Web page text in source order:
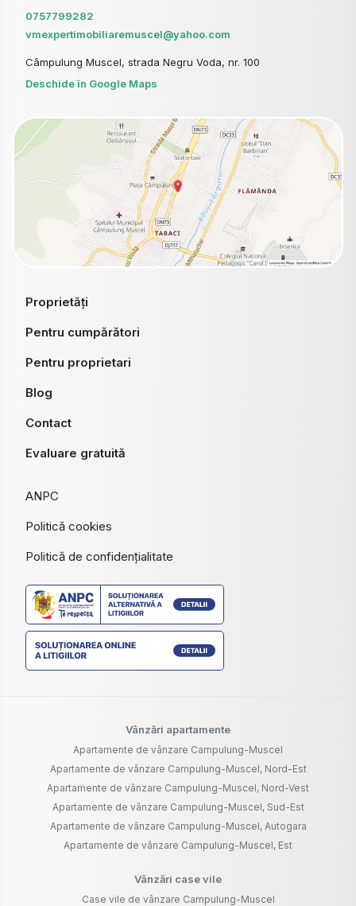
0757799282
vmexpertimobiliaremuscel@yahoo.com
Câmpulung Muscel, strada Negru Voda, nr. 100
Deschide în Google Maps
Proprietăți
Pentru cumpărători
Pentru proprietari
Blog
Contact
Evaluare gratuită
ANPC
Politică cookies
Politică de confidențialitate
Vânzări apartamente
Apartamente de vânzare Campulung-Muscel
Apartamente de vânzare Campulung-Muscel, Nord-Est
Apartamente de vânzare Campulung-Muscel, Nord-Vest
Apartamente de vânzare Campulung-Muscel, Sud-Est
Apartamente de vânzare Campulung-Muscel, Autogara
Apartamente de vânzare Campulung-Muscel, Est
Vânzări case vile
Case vile de vânzare Campulung-Muscel